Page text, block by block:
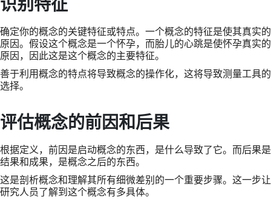
确定你的概念的关键特征或特点。一个概念的特征是使其真实的
原因。假设这个概念是一个怀孕，而胎儿的心跳是使怀孕真实的
原因，因此这是这个概念的主要特征。
善于利用概念的特点将导致概念的操作化，这将导致测量工具的
选择。
评估概念的前因和后果
根据定义，前因是启动概念的东西，是什么导致了它。而后果是
结果和成果，是概念之后的东西。
这是剖析概念和理解其所有细微差别的一个重要步骤。这一步让
研究人员了解到这个概念有多具体。